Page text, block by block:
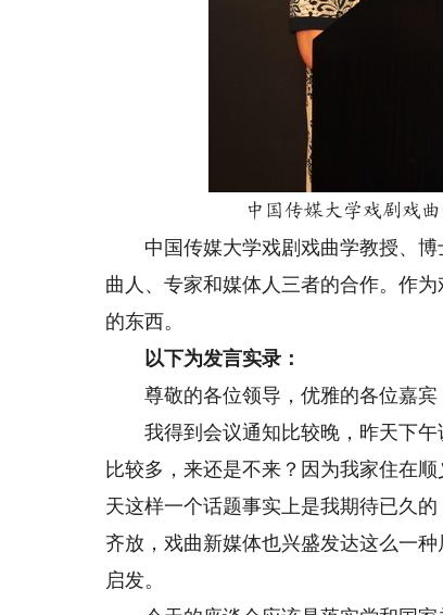
中国传媒大学戏剧戏
中国传媒大学戏剧戏曲学教授、博
曲人、专家和媒体人三者的合作。作
的东西。
以下为发言实录：
尊敬的各位领导，优雅的各位嘉宾
我得到会议通知比较晚，昨天下午
比较多，来还是不来？因为我家住在
天这样一个话题事实上是我期待已久
齐放，戏曲新媒体也兴盛发达这么一
启发。